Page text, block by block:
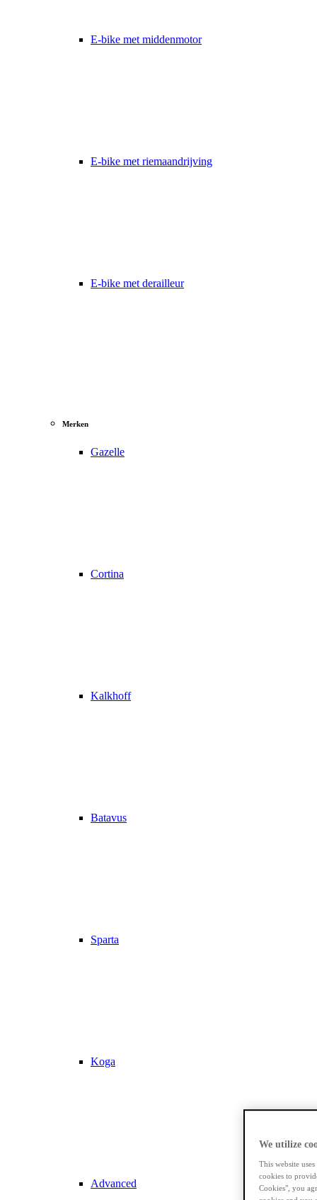
E-bike met middenmotor
E-bike met riemaandrijving
E-bike met derailleur
Merken
Gazelle
Cortina
Kalkhoff
Batavus
Sparta
Koga
Advanced
We utilize
This website
cookies to
Cookies", you